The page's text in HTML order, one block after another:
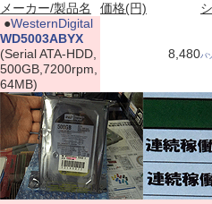
メーカー/製品名 価格(円)
●WesternDigital
WD5003ABYX
(Serial ATA-HDD,
500GB,7200rpm,
64MB)
8,480パ